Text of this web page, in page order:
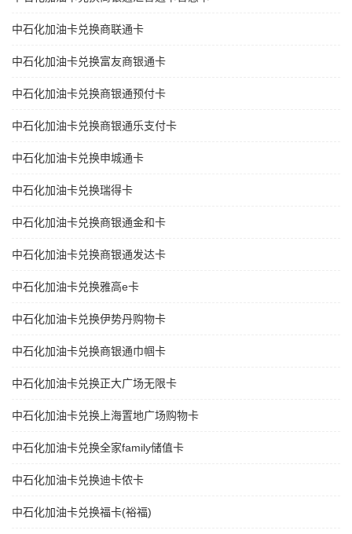
中石化加油卡兑换商联通卡
中石化加油卡兑换富友商银通卡
中石化加油卡兑换商银通预付卡
中石化加油卡兑换商银通乐支付卡
中石化加油卡兑换申城通卡
中石化加油卡兑换瑞得卡
中石化加油卡兑换商银通金和卡
中石化加油卡兑换商银通发达卡
中石化加油卡兑换雅高e卡
中石化加油卡兑换伊势丹购物卡
中石化加油卡兑换商银通巾帼卡
中石化加油卡兑换正大广场无限卡
中石化加油卡兑换上海置地广场购物卡
中石化加油卡兑换全家family储值卡
中石化加油卡兑换迪卡侬卡
中石化加油卡兑换福卡(裕福)